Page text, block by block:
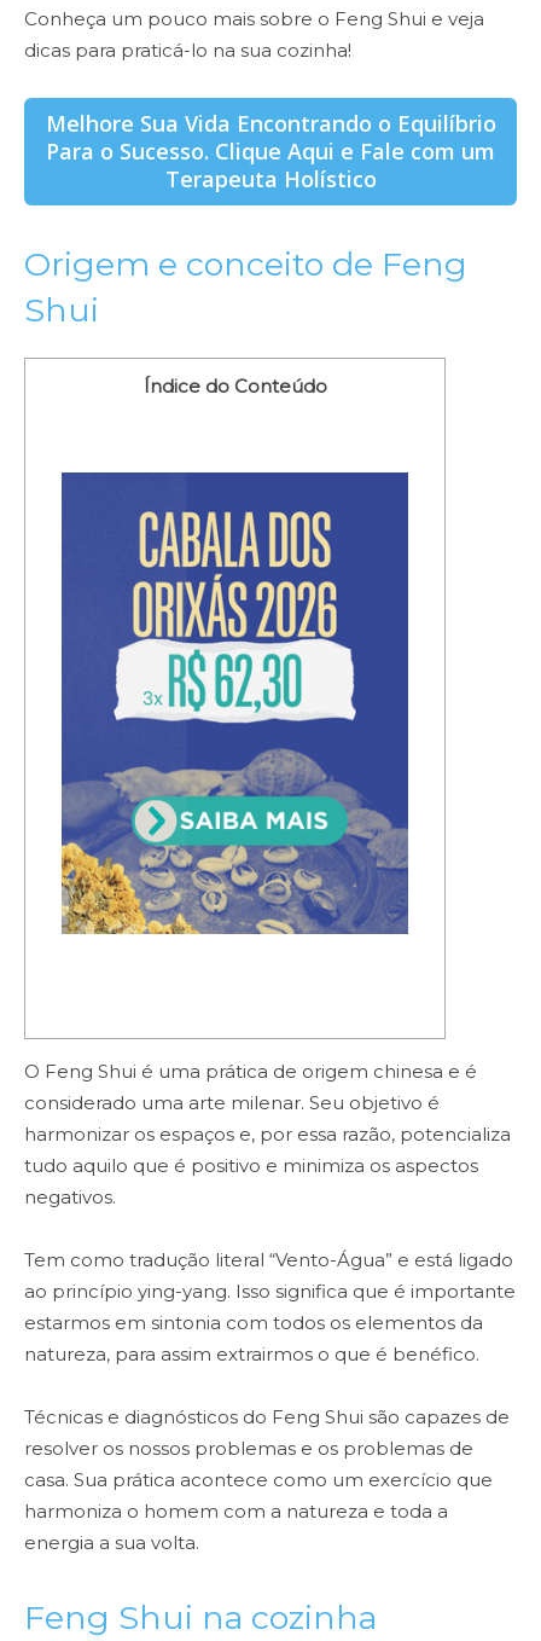
Conheça um pouco mais sobre o Feng Shui e veja
dicas para praticá-lo na sua cozinha!
Melhore Sua Vida Encontrando o Equilíbrio
Para o Sucesso. Clique Aqui e Fale com um
Terapeuta Holístico
Origem e conceito de Feng
Shui
Índice do Conteúdo
O Feng Shui é uma prática de origem chinesa e é
considerado uma arte milenar. Seu objetivo é
harmonizar os espaços e, por essa razão, potencializa
tudo aquilo que é positivo e minimiza os aspectos
negativos.
Tem como tradução literal “Vento-Água” e está ligado
ao princípio ying-yang. Isso significa que é importante
estarmos em sintonia com todos os elementos da
natureza, para assim extrairmos o que é benéfico.
Técnicas e diagnósticos do Feng Shui são capazes de
resolver os nossos problemas e os problemas de
casa. Sua prática acontece como um exercício que
harmoniza o homem com a natureza e toda a
energia a sua volta.
Feng Shui na cozinha